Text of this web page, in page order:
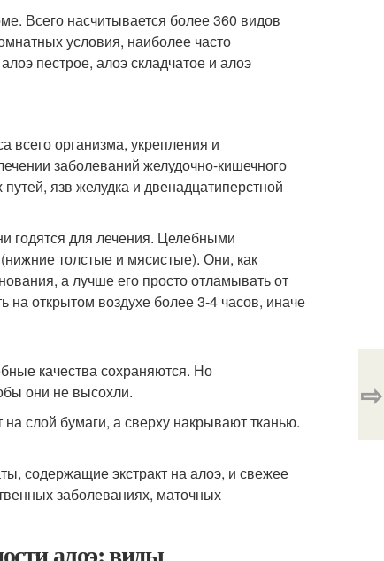
Всего насчитывается более 360 видов
условия, наиболее часто
пестрое, алоэ складчатое и алоэ
всего организма, укрепления и
заболеваний желудочно-кишечного
язв желудка и двенадцатиперстной
годятся для лечения. Целебными
толстые и мясистые). Они, как
а лучше его просто отламывать от
на открытом воздухе более 3-4 часов, иначе
качества сохраняются. Но
они не высохли.
слой бумаги, а сверху накрывают тканью.
содержащие экстракт на алоэ, и свежее
заболеваниях, маточных
⇨